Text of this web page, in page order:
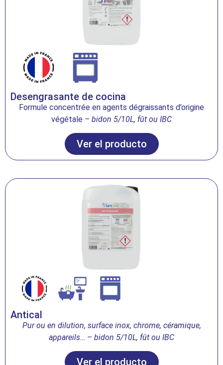
Desengrasante de cocina
Formule concentrée en agents dégraissants d’origine
végétale – bidon 5/10L, fût ou IBC
Ver el producto
Antical
Pur ou en dilution, surface inox, chrome, céramique,
appareils… – bidon 5/10L, fût ou IBC
Ver el producto